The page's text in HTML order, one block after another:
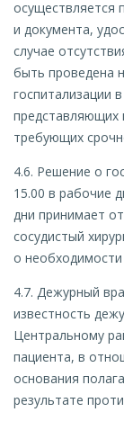
осуществляется
и документа,
случае
быть проведена
госпитализации
представляющих
требующих
4.6. Решение о
15.00 в рабочие
дни принимает
сосудистый
о необходимости
4.7. Дежурный
известность
Центральному
пациента, в
основания
результате